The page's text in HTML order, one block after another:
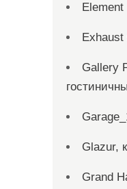
Element
Gallery
Glazur,
Grand